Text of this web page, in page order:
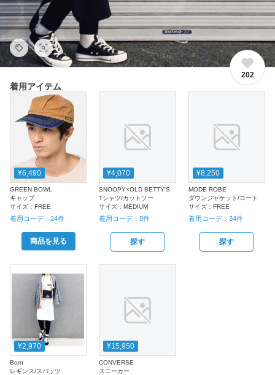
202
着用アイテム
¥6,490
GREEN BOWL
キャップ
サイズ： FREE
着用コーデ： 24件
商品を見る
¥4,070
SNOOPY×OLD BETTY'S
Tシャツ/カットソー
サイズ：MEDIUM
着用コーデ：8件
探す
¥8,250
MODE ROBE
ダウンジャケット/コート
サイズ： FREE
着用コーデ： 34件
探す
¥2,970
Born
レギンス/スパッツ
¥15,950
CONVERSE
スニーカー